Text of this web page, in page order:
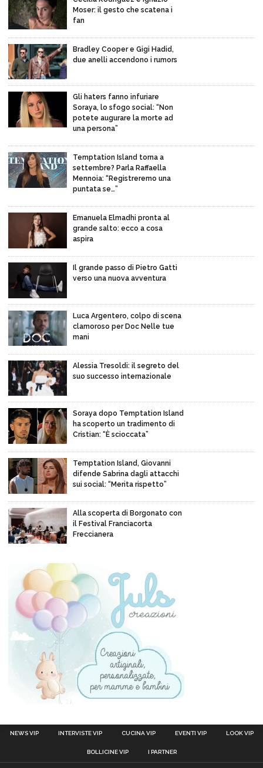
Moser: il gesto che scatena i
fan
Bradley Cooper e Gigi Hadid,
due anelli accendono i rumors
Gli haters fanno infuriare
Soraya, lo sfogo social: “Non
potete augurare la morte ad
una persona”
Temptation Island torna a
settembre? Parla Raffaella
Mennoia: “Registreremo una
puntata se…”
Emanuela Elmadhi pronta al
grande salto: ecco a cosa
aspira
Il grande passo di Pietro Gatti
verso una nuova avventura
Luca Argentero, colpo di scena
clamoroso per Doc Nelle tue
mani
Alessia Tresoldi: il segreto del
suo successo internazionale
Soraya dopo Temptation Island
ha scoperto un tradimento di
Cristian: “È scioccata”
Temptation Island, Giovanni
difende Sabrina dagli attacchi
sui social: “Merita rispetto”
Alla scoperta di Borgonato con
il Festival Franciacorta
Freccianera
NEWS VIP INTERVISTE VIP CUCINA VIP EVENTI VIP LOOK VIP
BOLLICINE VIP I PARTNER